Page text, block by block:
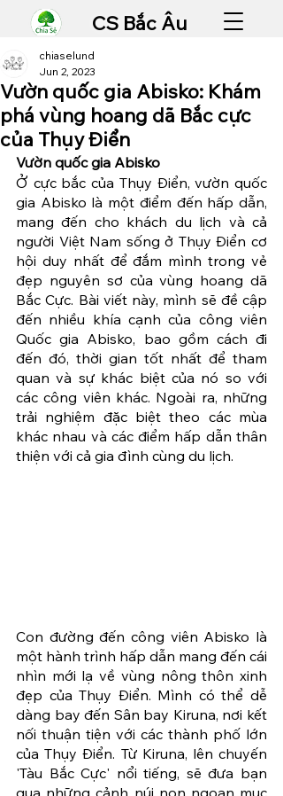
CS Bắc Âu
Vườn quốc gia Abisko: Khám
phá vùng hoang dã Bắc cực
của Thụy Điển
chiaselund
Jun 2, 2023
Vườn quốc gia Abisko
Ở cực bắc của Thụy Điển, vườn quốc
gia Abisko là một điểm đến hấp dẫn,
mang đến cho khách du lịch và cả
người Việt Nam sống ở Thụy Điển cơ
hội duy nhất để đắm mình trong vẻ
đẹp nguyên sơ của vùng hoang dã
Bắc Cực. Bài viết này, mình sẽ đề cập
đến nhiều khía cạnh của công viên
Quốc gia Abisko, bao gồm cách đi
đến đó, thời gian tốt nhất để tham
quan và sự khác biệt của nó so với
các công viên khác. Ngoài ra, những
trải nghiệm đặc biệt theo các mùa
khác nhau và các điểm hấp dẫn thân
thiện với cả gia đình cùng du lịch.
Con đường đến công viên Abisko là
một hành trình hấp dẫn mang đến cái
nhìn mới lạ về vùng nông thôn xinh
đẹp của Thụy Điển. Mình có thể dễ
dàng bay đến Sân bay Kiruna, nơi kết
nối thuận tiện với các thành phố lớn
của Thụy Điển. Từ Kiruna, lên chuyến
'Tàu Bắc Cực' nổi tiếng, sẽ đưa bạn
qua những cảnh núi non ngoạn mục